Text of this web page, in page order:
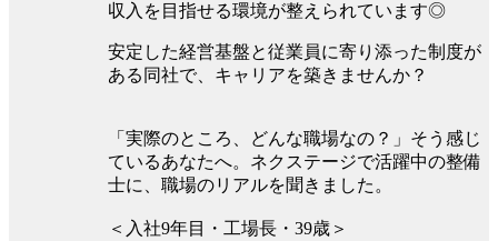
収入を目指せる環境が整えられています◎
安定した経営基盤と従業員に寄り添った制度が
ある同社で、キャリアを築きませんか？
「実際のところ、どんな職場なの？」そう感じ
ているあなたへ。ネクステージで活躍中の整備
士に、職場のリアルを聞きました。
＜入社9年目・工場長・39歳＞